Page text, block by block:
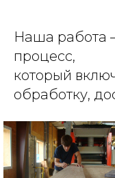
Наша работа
процесс,
который
обработку,